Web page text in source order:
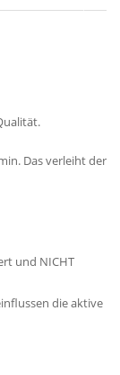
Das verleiht der
und NICHT
die aktive